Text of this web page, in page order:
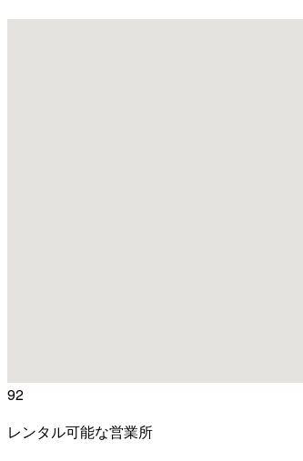
92
レンタル可能な営業所